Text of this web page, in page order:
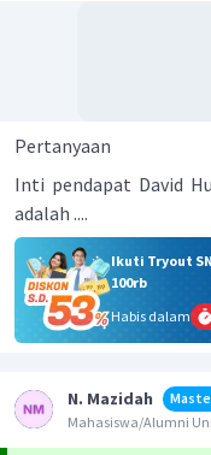
Pertanyaan
Inti pendapat David
adalah ....
Ikuti Tryout
100rb
Habis dalam
N. Mazidah
Mahasiswa/Alumni